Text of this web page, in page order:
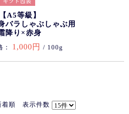
【A5等級】
バラしゃぶしゃぶ用
降り×赤身
： 1,000円 / 100g
着順 表示件数